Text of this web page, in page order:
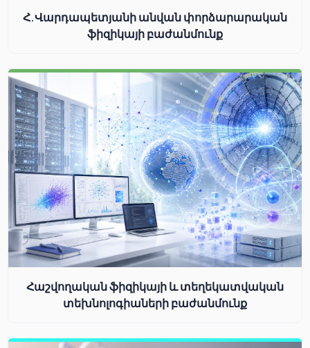
Հ.Վարդապետյանի անվան փորձարարական
ֆիզիկայի բաժանմունք
Հաշվողական ֆիզիկայի և տեղեկատվական
տեխնոլոգիաների բաժանմունք